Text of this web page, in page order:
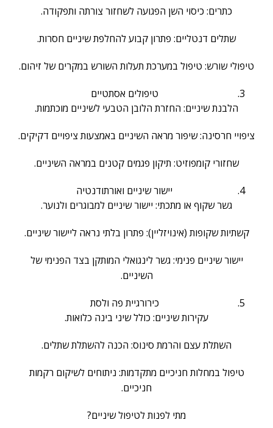
כתרים: כיסוי השן הפגועה לשחזור צורתה ותפקודה.
שתלים דנטליים: פתרון קבוע להחלפת שיניים חסרות.
טיפולי שורש: טיפול במערכת תעלות השורש במקרים של זיהום.
טיפולים אסתטיים
הלבנת שיניים: החזרת הלובן הטבעי לשיניים מוכתמות.
ציפויי חרסינה: שיפור מראה השיניים באמצעות ציפויים דקיקים.
שחזורי קומפוזיט: תיקון פגמים קטנים במראה השיניים.
יישור שיניים ואורתודנטיה
גשר שקוף או מתכתי: יישור שיניים למבוגרים ולנוער.
קשתיות שקופות (אינויזליין): פתרון בלתי נראה ליישור שיניים.
יישור שיניים פנימי: גשר לינגואלי המותקן בצד הפנימי של
השיניים.
כירורגיית פה ולסת
עקירות שיניים: כולל שיני בינה כלואות.
השתלת עצם והרמת סינוס: הכנה להשתלת שתלים.
טיפול במחלות חניכיים מתקדמות: ניתוחים לשיקום רקמות
חניכיים.
מתי לפנות לטיפול שיניים?